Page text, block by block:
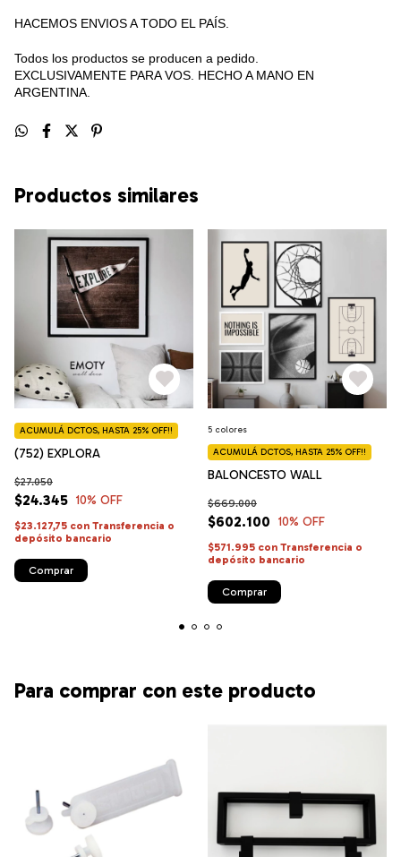
HACEMOS ENVIOS A TODO EL PAÍS.
Todos los productos se producen a pedido.
EXCLUSIVAMENTE PARA VOS. HECHO A MANO EN
ARGENTINA.
Productos similares
(752) EXPLORA
$24.345
$27.050
10% OFF
ACUMULÁ DCTOS, HASTA 25% OFF!!
$23.127,75 con Transferencia o
depósito bancario
Comprar
BALONCESTO WALL
$602.100
$669.000
10% OFF
ACUMULÁ DCTOS, HASTA 25% OFF!!
$571.995 con Transferencia o
depósito bancario
5 colores
Comprar
Para comprar con este producto